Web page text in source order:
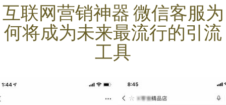
互联网营销神器 微信客服为
何将成为未来最流行的引流
工具